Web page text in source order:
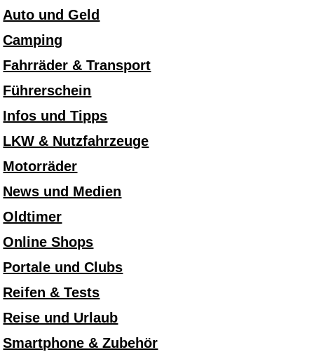
Auto und Geld
Camping
Fahrräder & Transport
Führerschein
Infos und Tipps
LKW & Nutzfahrzeuge
Motorräder
News und Medien
Oldtimer
Online Shops
Portale und Clubs
Reifen & Tests
Reise und Urlaub
Smartphone & Zubehör